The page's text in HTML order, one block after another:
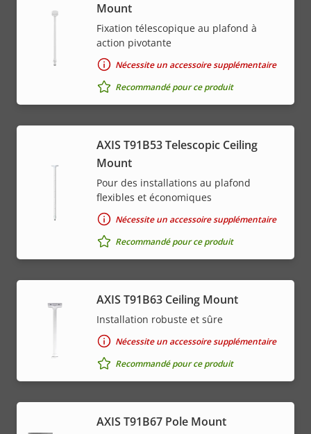
Mount
Fixation télescopique au plafond à
action pivotante
Nécessite un accessoire supplémentaire
Recommandé pour ce produit
AXIS T91B53 Telescopic Ceiling
Mount
Pour des installations au plafond
flexibles et économiques
Nécessite un accessoire supplémentaire
Recommandé pour ce produit
AXIS T91B63 Ceiling Mount
Installation robuste et sûre
Nécessite un accessoire supplémentaire
Recommandé pour ce produit
AXIS T91B67 Pole Mount